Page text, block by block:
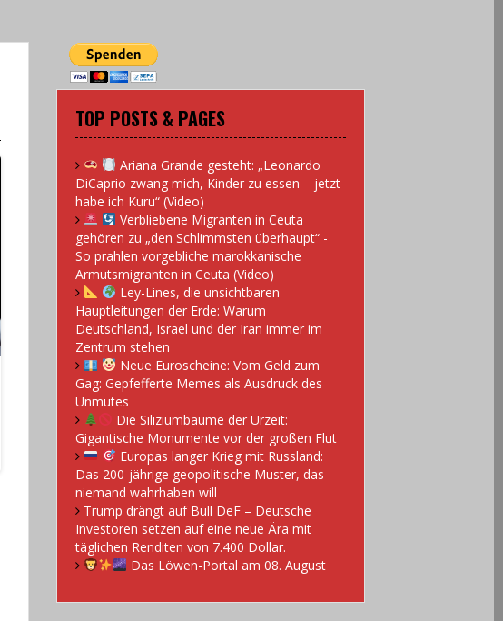
TOP POSTS & PAGES
Ariana Grande gesteht: „Leonardo
DiCaprio zwang mich, Kinder zu essen – jetzt
habe ich Kuru“ (Video)
Verbliebene Migranten in Ceuta
gehören zu „den Schlimmsten überhaupt“ -
So prahlen vorgebliche marokkanische
Armutsmigranten in Ceuta (Video)
Ley-Lines, die unsichtbaren
Hauptleitungen der Erde: Warum
Deutschland, Israel und der Iran immer im
Zentrum stehen
Neue Euroscheine: Vom Geld zum
Gag: Gepfefferte Memes als Ausdruck des
Unmutes
Die Siliziumbäume der Urzeit:
Gigantische Monumente vor der großen Flut
Europas langer Krieg mit Russland:
Das 200-jährige geopolitische Muster, das
niemand wahrhaben will
Trump drängt auf Bull DeF – Deutsche
Investoren setzen auf eine neue Ära mit
täglichen Renditen von 7.400 Dollar.
Das Löwen-Portal am 08. August